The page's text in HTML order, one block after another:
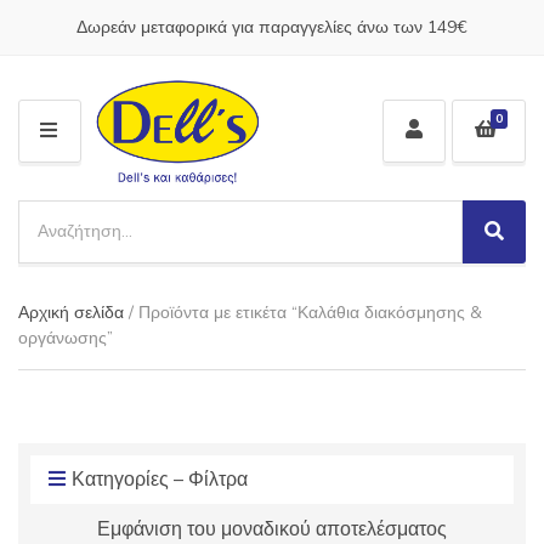
Δωρεάν μεταφορικά για παραγγελίες άνω των 149€
M
E
N
U
a
e
g
o
a
c
h
p
S
e
h
0
Αρχική σελίδα / Προϊόντα με ετικέτα “Καλάθια διακόσμησης &
οργάνωσης”
Κατηγορίες – Φίλτρα
Εμφάνιση του μοναδικού αποτελέσματος